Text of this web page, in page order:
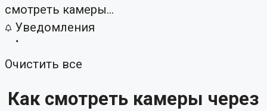
смотреть камеры...
Уведомления
Очистить все
Как смотреть камеры через